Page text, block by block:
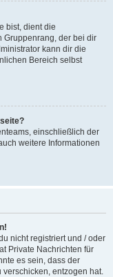
bist, dient die
Gruppenrang, der bei dir
kann dir die
Bereich selbst
einschließlich der
weitere Informationen
nicht registriert und / oder
Private Nachrichten für
es sein, dass der
entzogen hat.